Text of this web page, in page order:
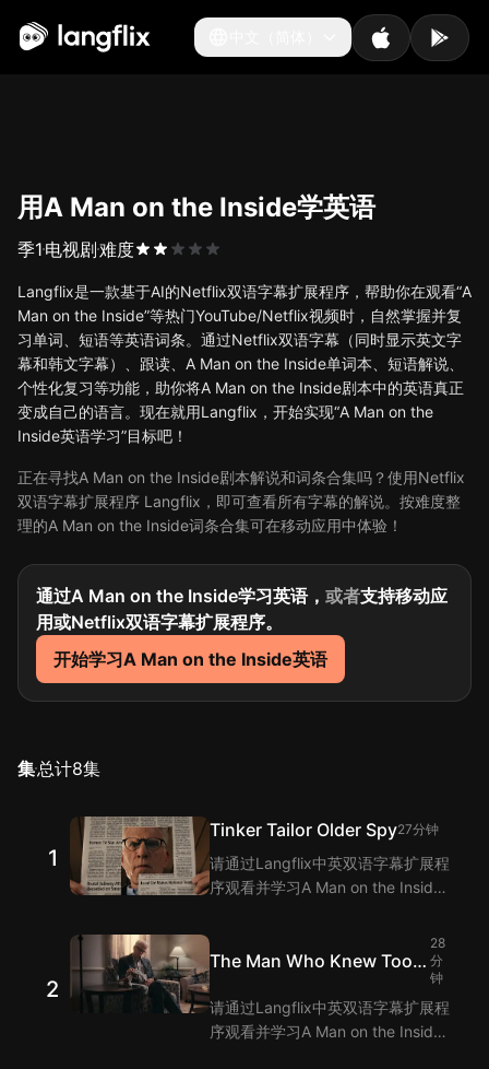
中文（简体）
用A Man on the Inside学英语
季1 电视剧难度
Langflix是一款基于AI的Netflix双语字幕扩展程序，帮助你在观看“A
Man on the Inside”等热门YouTube/Netflix视频时，自然掌握并复
习单词、短语等英语词条。通过Netflix双语字幕（同时显示英文字
幕和韩文字幕）、跟读、A Man on the Inside单词本、短语解说、
个性化复习等功能，助你将A Man on the Inside剧本中的英语真正
变成自己的语言。现在就用Langflix，开始实现“A Man on the
Inside英语学习”目标吧！
正在寻找A Man on the Inside剧本解说和词条合集吗？使用Netflix
双语字幕扩展程序 Langflix，即可查看所有字幕的解说。按难度整
理的A Man on the Inside词条合集可在移动应用中体验！
通过A Man on the Inside学习英语， 或者支持移动应
用或Netflix双语字幕扩展程序。
开始学习A Man on the Inside英语
集总计8集
1
Tinker Tailor Older Spy27分钟
请通过Langflix中英双语字幕扩展程
序观看并学习A Man on the Inside
语字幕功能为您提供A Man on the
Inside 第1集台词的翻译。
2
The Man Who Knew Too
28
分
钟
请通过Langflix中英双语字幕扩展程
序观看并学习A Man on the Inside